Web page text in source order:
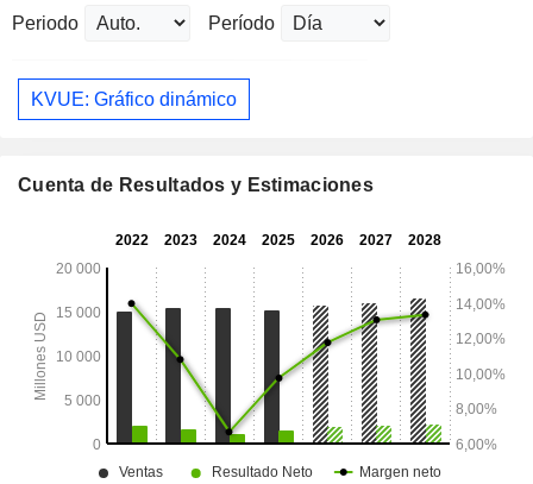
Periodo Período
KVUE: Gráfico dinámico
Cuenta de Resultados y Estimaciones